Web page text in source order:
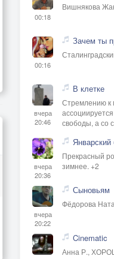
00:18
Вишнякова
00:16
Зачем ты
вчера
20:46
В клетке
Стремлению к
свободы, а со
вчера
20:36
Январский
Прекрасный
зимнее. +2
вчера
20:22
Сыновьям
Фёдорова
Cinematic
Анна Р.,